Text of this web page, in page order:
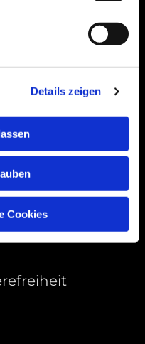
Details zeigen
Cookies
Cookies,